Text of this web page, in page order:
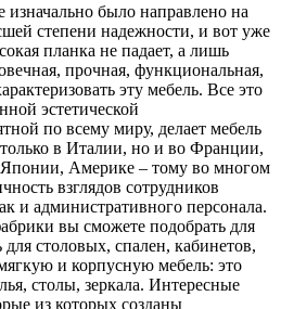
изначально было направлено на
степени надежности, и вот уже
планка не падает, а лишь
прочная, функциональная,
эту мебель. Все это
эстетической
по всему миру, делает мебель
в Италии, но и во Франции,
Америке – тому во многом
взглядов сотрудников
и административного персонала.
вы сможете подобрать для
столовых, спален, кабинетов,
и корпусную мебель: это
столы, зеркала. Интересные
из которых созданы